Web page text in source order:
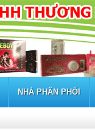
NHÀ PHÂN PHỐI